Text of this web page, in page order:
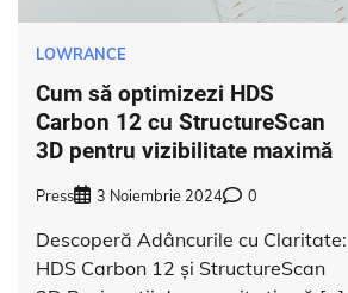
LOWRANCE
Cum să optimizezi HDS
Carbon 12 cu StructureScan
3D pentru vizibilitate maximă
Press 3 Noiembrie 2024 0
Descoperă Adâncurile cu Claritate:
HDS Carbon 12 și StructureScan